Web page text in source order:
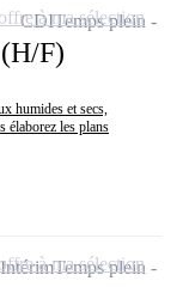
F)
humides et secs,
élaborez les plans
CDITemps plein
à ma sélection
IntérimTemps plein
à ma sélection